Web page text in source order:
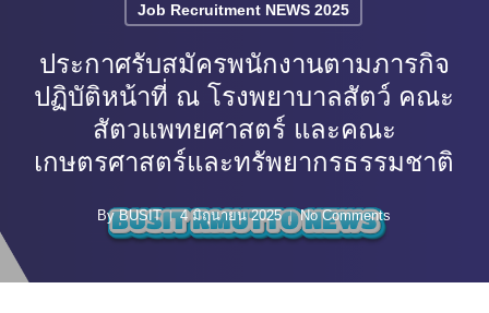
Job Recruitment NEWS 2025
ประกาศรับสมัครพนักงานตามภารกิจ
ปฏิบัติหน้าที่ ณ โรงพยาบาลสัตว์ คณะ
สัตวแพทยศาสตร์ และคณะ
เกษตรศาสตร์และทรัพยากรธรรมชาติ
By BUSIT 4 มิถุนายน 2025 No Comments